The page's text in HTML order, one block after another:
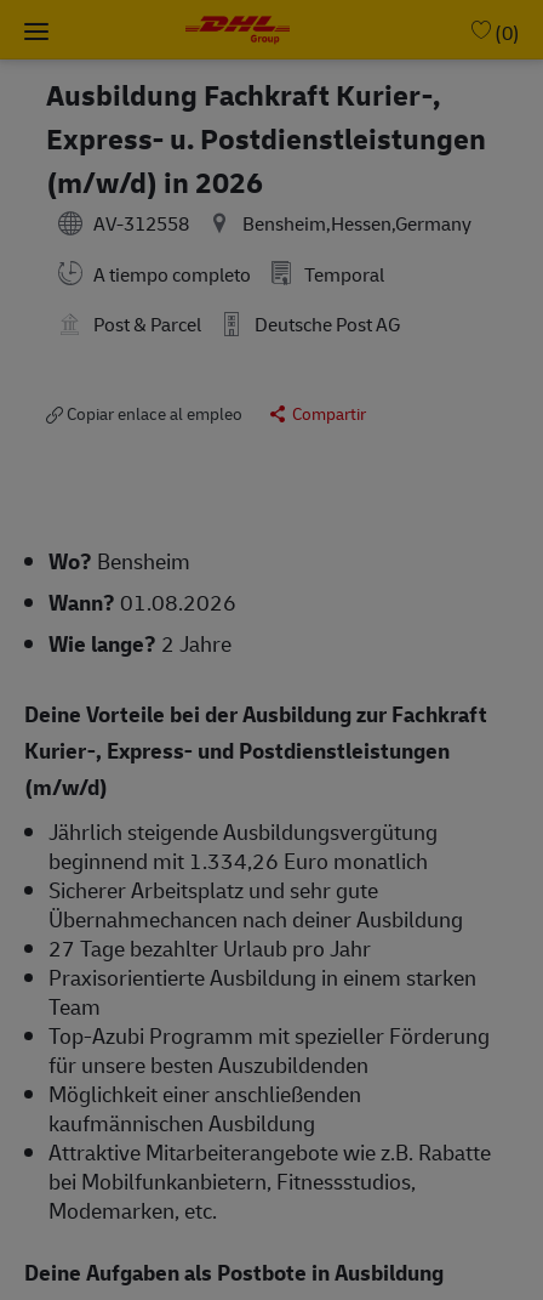
Skip to main content
(0)
Ausbildung Fachkraft Kurier-,
Express- u. Postdienstleistungen
(m/w/d) in 2026
AV-312558
Bensheim,Hessen,Germany
A tiempo completo
Temporal
Post & Parcel
Deutsche Post AG
Copiar enlace al empleo Compartir
Wo? Bensheim
Wann? 01.08.2026
Wie lange? 2 Jahre
Deine Vorteile bei der Ausbildung zur Fachkraft
Kurier-, Express- und Postdienstleistungen
(m/w/d)
Jährlich steigende Ausbildungsvergütung
beginnend mit 1.334,26 Euro monatlich
Sicherer Arbeitsplatz und sehr gute
Übernahmechancen nach deiner Ausbildung
27 Tage bezahlter Urlaub pro Jahr
Praxisorientierte Ausbildung in einem starken
Team
Top-Azubi Programm mit spezieller Förderung
für unsere besten Auszubildenden
Möglichkeit einer anschließenden
kaufmännischen Ausbildung
Attraktive Mitarbeiterangebote wie z.B. Rabatte
bei Mobilfunkanbietern, Fitnessstudios,
Modemarken, etc.
Deine Aufgaben als Postbote in Ausbildung